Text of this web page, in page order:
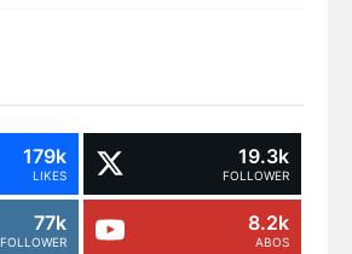
179k
LIKES
19.3k
FOLLOWER
77k
FOLLOWER
8.2k
ABOS